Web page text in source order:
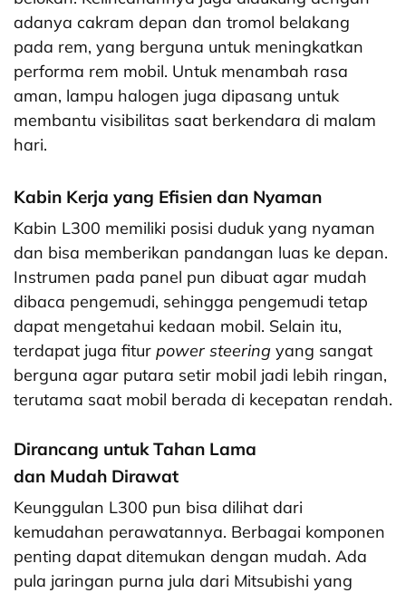
adanya cakram depan dan tromol belakang
pada rem, yang berguna untuk meningkatkan
performa rem mobil. Untuk menambah rasa
aman, lampu halogen juga dipasang untuk
membantu visibilitas saat berkendara di malam
hari.
Kabin Kerja yang Efisien dan Nyaman
Kabin L300 memiliki posisi duduk yang nyaman
dan bisa memberikan pandangan luas ke depan.
Instrumen pada panel pun dibuat agar mudah
dibaca pengemudi, sehingga pengemudi tetap
dapat mengetahui kedaan mobil. Selain itu,
terdapat juga fitur power steering yang sangat
berguna agar putara setir mobil jadi lebih ringan,
terutama saat mobil berada di kecepatan rendah.
Dirancang untuk Tahan Lama
dan Mudah Dirawat
Keunggulan L300 pun bisa dilihat dari
kemudahan perawatannya. Berbagai komponen
penting dapat ditemukan dengan mudah. Ada
pula jaringan purna jula dari Mitsubishi yang